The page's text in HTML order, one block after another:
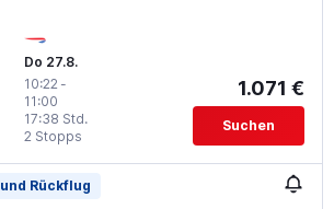
Do 27.8.
10:22 -
11:00
2 Stopps
17:38 Std.
1.071 €
Suchen
Rückflug